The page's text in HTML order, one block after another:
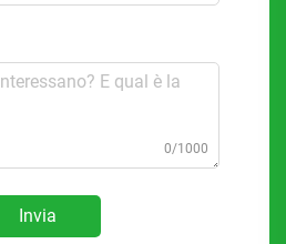
0/1000
Invia